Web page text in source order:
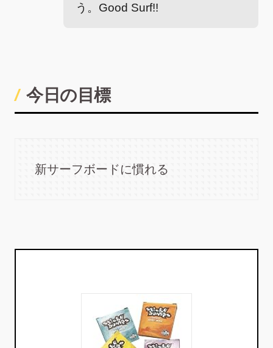
う。Good Surf!!
今日の目標
新サーフボードに慣れる